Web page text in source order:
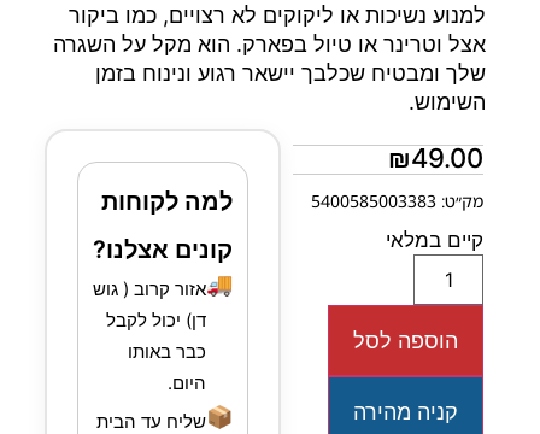
למנוע נשיכות או ליקוקים לא רצויים, כמו ביקור
אצל וטרינר או טיול בפארק. הוא מקל על השגרה
שלך ומבטיח שכלבך יישאר רגוע ונינוח בזמן
השימוש.
₪49.00
מק״ט: 5400585003383
קיים במלאי
הוספה לסל
קניה מהירה
למה לקוחות
קונים אצלנו?
🚚אזור קרוב ( גוש
דן) יכול לקבל
כבר באותו
היום.
📦שליח עד הבית